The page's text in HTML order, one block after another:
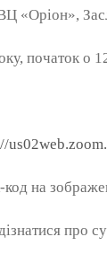
«Оріон»,
початок о
на
про